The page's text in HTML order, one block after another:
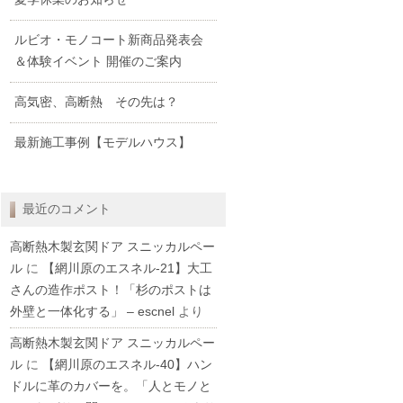
ルビオ・モノコート新商品発表会
＆体験イベント 開催のご案内
高気密、高断熱 その先は？
最新施工事例【モデルハウス】
最近のコメント
高断熱木製玄関ドア スニッカルペー
ル に
【網川原のエスネル‐21】大工
さんの造作ポスト！「杉のポストは
外壁と一体化する」 – escnel
より
高断熱木製玄関ドア スニッカルペー
ル に
【網川原のエスネル‐40】ハン
ドルに革のカバーを。「人とモノと